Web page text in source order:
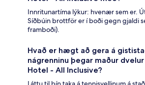
Innritunartíma lýkur: hvenær sem er.
Síðbúin brottför er í boði gegn gjaldi
framboði).
Hvað er hægt að gera á
nágrenninu þegar maður
Hotel - All Inclusive?